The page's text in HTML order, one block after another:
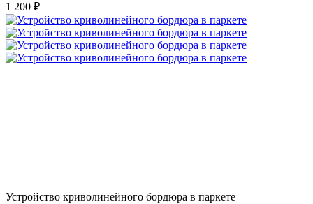
1 200 ₽
Устройство криволинейного бордюра в паркете